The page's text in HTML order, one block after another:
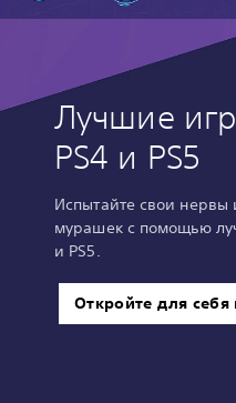
Лучшие
PS4 и PS5
Испытайте свои нервы
мурашек с помощью
и PS5.
Откройте для